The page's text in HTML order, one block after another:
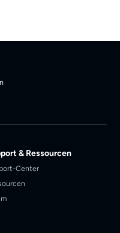
& Ressourcen
Center